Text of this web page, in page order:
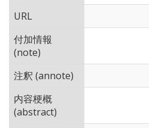
URL
付加情報
(note)
注釈 (annote)
内容梗概
(abstract)